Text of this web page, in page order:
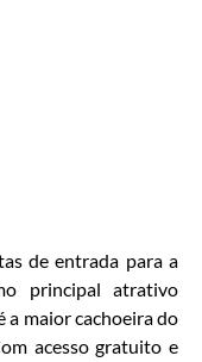
de entrada para a
principal atrativo
a maior cachoeira do
acesso gratuito e